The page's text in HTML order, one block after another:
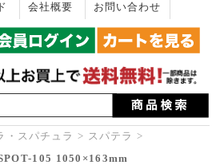
会社概要 お問い合わせ
・スパチュラ
スパテラ
105 1050×163mm